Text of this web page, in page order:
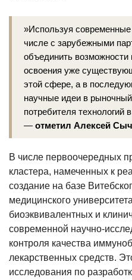
»Используя
числе с зарубежными
объединить возможности
освоения уже
этой сфере, а в
научные идеи в рыночный
потребителя технологий
— отметил Алексей
В числе первоочередных
кластера, намеченных к
создание на базе
медицинского
биоэквивалентных и
современной научно-
контроля качества
лекарственных средств.
исследования по